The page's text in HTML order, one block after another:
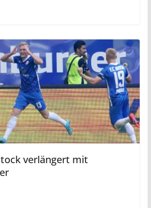
verlängert mit